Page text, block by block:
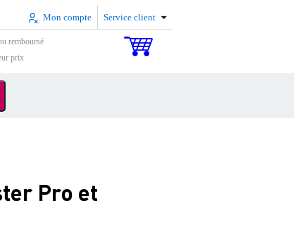
Mon compte Service client
remboursé
prix
Pro et